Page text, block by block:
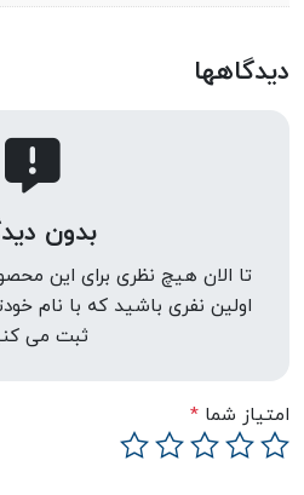
دیدگاهها
بدون
تا الان هیچ نظری برای این
اولین نفری باشید که با نام
ثبت می
امتیاز شما *